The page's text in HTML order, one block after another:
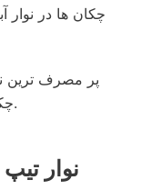
پر مصرف ترین
چکان، نوارهای ۲۰ و ۳۰ سانتیمتر می باشند.